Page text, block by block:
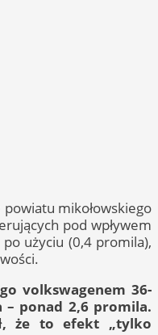
mikołowskiego
pod wpływem
użyciu (0,4 promila),
volkswagenem 36-
– ponad 2,6 promila.
że to efekt „tylko